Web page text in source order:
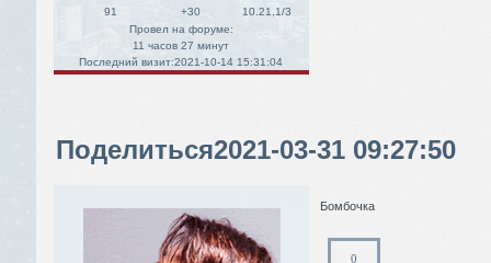
91
+30
10.21,1/3
Провел на форуме:
11 часов 27 минут
Последний визит:2021-10-14 15:31:04
Поделиться2021-03-31 09:27:50
Бомбочка
0